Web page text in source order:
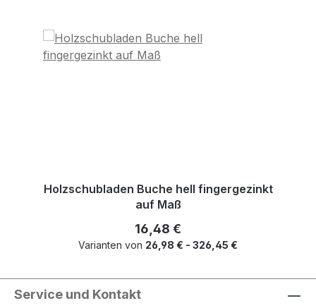
Holzschubladen Buche hell fingergezinkt
auf Maß
Regulärer Preis:
16,48 €
Varianten von 26,98 € - 326,45 €
Service und Kontakt